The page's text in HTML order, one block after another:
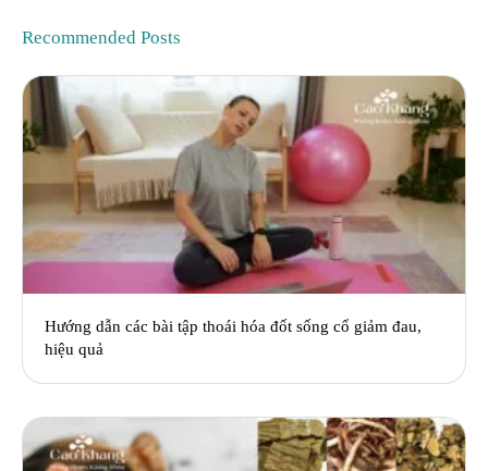
Recommended Posts
Hướng dẫn các bài tập thoái hóa đốt sống cổ giảm đau,
hiệu quả